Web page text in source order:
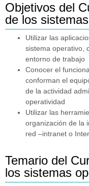
Objetivos del
de los
Utilizar las
sistema operativo,
entorno de trabajo
Conocer el
conforman el
de la actividad
operatividad
Utilizar las
organización de la
red –intranet o
Temario del
los sistemas